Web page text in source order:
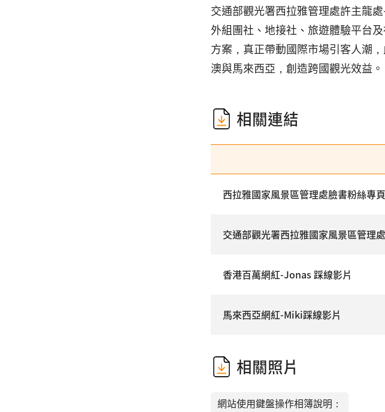
交通部觀光署西拉雅管理處許主龍
外組團社、地接社、旅遊體驗平台
方案，真正帶動國際市場引客人潮
澳與馬來西亞，創造跨國觀光效益。
相關連結
西拉雅國家風景區管理處臉書粉絲專頁
交通部觀光署西拉雅國家風景區管理
香港百萬網紅-Jonas 踩線影片
馬來西亞網紅-Miki踩線影片
相關照片
網站使用鍵盤操作相簿說明：